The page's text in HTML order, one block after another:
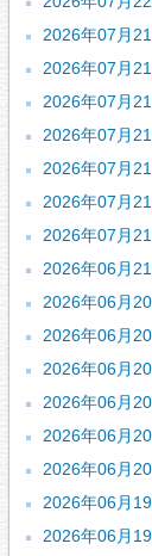
2026年07月21日
2026年07月21日
2026年07月21日
2026年07月21日
2026年07月21日_
2026年07月21日
2026年07月21日
2026年06月21日
2026年06月20日
2026年06月20日_
2026年06月20日
2026年06月20日
2026年06月20日
2026年06月20
2026年06月19日_
2026年06月19日_